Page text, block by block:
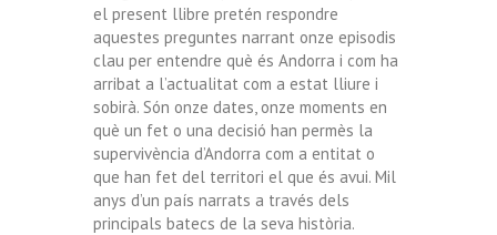
el present llibre pretén respondre
aquestes preguntes narrant onze episodis
clau per entendre què és Andorra i com ha
arribat a l’actualitat com a estat lliure i
sobirà. Són onze dates, onze moments en
què un fet o una decisió han permès la
supervivència d’Andorra com a entitat o
que han fet del territori el que és avui. Mil
anys d’un país narrats a través dels
principals batecs de la seva història.